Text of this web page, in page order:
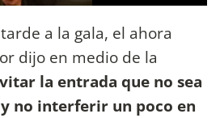
a la gala, el ahora
dijo en medio de la
la entrada que no sea
no interferir un poco en